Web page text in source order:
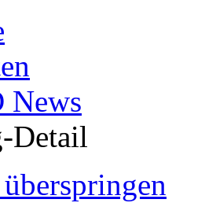
News
Detail